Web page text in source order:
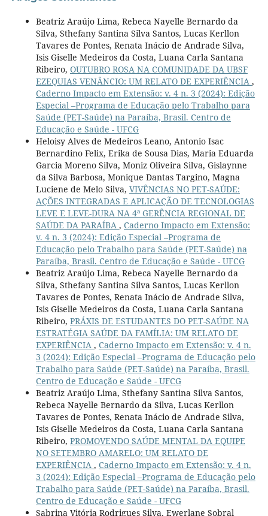
Beatriz Araújo Lima, Rebeca Nayelle Bernardo da
Silva, Sthefany Santina Silva Santos, Lucas Kerllon
Tavares de Pontes, Renata Inácio de Andrade Silva,
Isis Giselle Medeiros da Costa, Luana Carla Santana
Ribeiro, OUTUBRO ROSA NA COMUNIDADE DA UBSF
EZEQUIAS VENÂNCIO: UM RELATO DE EXPERIÊNCIA ,
Caderno Impacto em Extensão: v. 4 n. 3 (2024): Edição
Especial –Programa de Educação pelo Trabalho para
Saúde (PET-Saúde) na Paraíba, Brasil. Centro de
Educação e Saúde - UFCG
Heloisy Alves de Medeiros Leano, Antonio Isac
Bernardino Felix, Erika de Sousa Dias, Maria Eduarda
Garcia Moreno Silva, Moniz Oliveira Silva, Gislaynne
da Silva Barbosa, Monique Dantas Targino, Magna
Luciene de Melo Silva, VIVÊNCIAS NO PET-SAÚDE:
AÇÕES INTEGRADAS E APLICAÇÃO DE TECNOLOGIAS
LEVE E LEVE-DURA NA 4ª GERÊNCIA REGIONAL DE
SAÚDE DA PARAÍBA , Caderno Impacto em Extensão:
v. 4 n. 3 (2024): Edição Especial –Programa de
Educação pelo Trabalho para Saúde (PET-Saúde) na
Paraíba, Brasil. Centro de Educação e Saúde - UFCG
Beatriz Araújo Lima, Rebeca Nayelle Bernardo da
Silva, Sthefany Santina Silva Santos, Lucas Kerllon
Tavares de Pontes, Renata Inácio de Andrade Silva,
Isis Giselle Medeiros da Costa, Luana Carla Santana
Ribeiro, PRÁXIS DE ESTUDANTES DO PET-SAÚDE NA
ESTRATÉGIA SAÚDE DA FAMÍLIA: UM RELATO DE
EXPERIÊNCIA , Caderno Impacto em Extensão: v. 4 n.
3 (2024): Edição Especial –Programa de Educação pelo
Trabalho para Saúde (PET-Saúde) na Paraíba, Brasil.
Centro de Educação e Saúde - UFCG
Beatriz Araújo Lima, Sthefany Santina Silva Santos,
Rebeca Nayelle Bernardo da Silva, Lucas Kerllon
Tavares de Pontes, Renata Inácio de Andrade Silva,
Isis Giselle Medeiros da Costa, Luana Carla Santana
Ribeiro, PROMOVENDO SAÚDE MENTAL DA EQUIPE
NO SETEMBRO AMARELO: UM RELATO DE
EXPERIÊNCIA , Caderno Impacto em Extensão: v. 4 n.
3 (2024): Edição Especial –Programa de Educação pelo
Trabalho para Saúde (PET-Saúde) na Paraíba, Brasil.
Centro de Educação e Saúde - UFCG
Sabrina Vitória Rodrigues Silva, Ewerlane Sobral